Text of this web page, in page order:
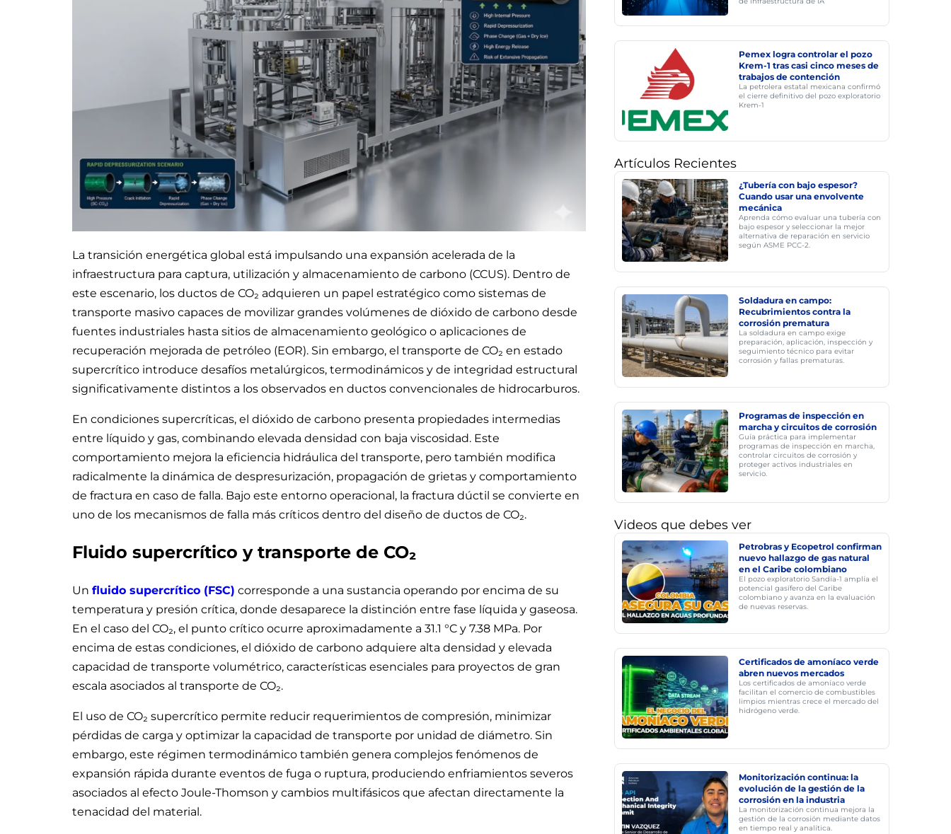
La transición energética global está impulsando una expansión acelerada de la
infraestructura para captura, utilización y almacenamiento de carbono (CCUS). Dentro de
este escenario, los ductos de CO₂ adquieren un papel estratégico como sistemas de
transporte masivo capaces de movilizar grandes volúmenes de dióxido de carbono desde
fuentes industriales hasta sitios de almacenamiento geológico o aplicaciones de
recuperación mejorada de petróleo (EOR). Sin embargo, el transporte de CO₂ en estado
supercrítico introduce desafíos metalúrgicos, termodinámicos y de integridad estructural
significativamente distintos a los observados en ductos convencionales de hidrocarburos.
En condiciones supercríticas, el dióxido de carbono presenta propiedades intermedias
entre líquido y gas, combinando elevada densidad con baja viscosidad. Este
comportamiento mejora la eficiencia hidráulica del transporte, pero también modifica
radicalmente la dinámica de despresurización, propagación de grietas y comportamiento
de fractura en caso de falla. Bajo este entorno operacional, la fractura dúctil se convierte en
uno de los mecanismos de falla más críticos dentro del diseño de ductos de CO₂.
Fluido supercrítico y transporte de CO₂
Un fluido supercrítico (FSC) corresponde a una sustancia operando por encima de su
temperatura y presión crítica, donde desaparece la distinción entre fase líquida y gaseosa.
En el caso del CO₂, el punto crítico ocurre aproximadamente a 31.1 °C y 7.38 MPa. Por
encima de estas condiciones, el dióxido de carbono adquiere alta densidad y elevada
capacidad de transporte volumétrico, características esenciales para proyectos de gran
escala asociados al transporte de CO₂.
El uso de CO₂ supercrítico permite reducir requerimientos de compresión, minimizar
pérdidas de carga y optimizar la capacidad de transporte por unidad de diámetro. Sin
embargo, este régimen termodinámico también genera complejos fenómenos de
expansión rápida durante eventos de fuga o ruptura, produciendo enfriamientos severos
asociados al efecto Joule-Thomson y cambios multifásicos que afectan directamente la
tenacidad del material.
Pemex logra controlar el pozo
Krem-1 tras casi cinco meses de
trabajos de contención
La petrolera estatal mexicana confirmó
el cierre definitivo del pozo exploratorio
Krem-1
Artículos Recientes
¿Tubería con bajo espesor?
Cuando usar una envolvente
mecánica
Aprenda cómo evaluar una tubería con
bajo espesor y seleccionar la mejor
alternativa de reparación en servicio
según ASME PCC-2.
Soldadura en campo:
Recubrimientos contra la
corrosión prematura
La soldadura en campo exige
preparación, aplicación, inspección y
seguimiento técnico para evitar
corrosión y fallas prematuras.
Programas de inspección en
marcha y circuitos de corrosión
Guía práctica para implementar
programas de inspección en marcha,
controlar circuitos de corrosión y
proteger activos industriales en
servicio.
Videos que debes ver
Petrobras y Ecopetrol confirman
nuevo hallazgo de gas natural
en el Caribe colombiano
El pozo exploratorio Sandía-1 amplía el
potencial gasífero del Caribe
colombiano y avanza en la evaluación
de nuevas reservas.
Certificados de amoníaco verde
abren nuevos mercados
Los certificados de amoníaco verde
facilitan el comercio de combustibles
limpios mientras crece el mercado del
hidrógeno verde.
Monitorización continua: la
evolución de la gestión de la
corrosión en la industria
La monitorización continua mejora la
gestión de la corrosión mediante datos
en tiempo real y analítica.